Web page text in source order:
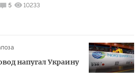
5 10233
напугал Украину